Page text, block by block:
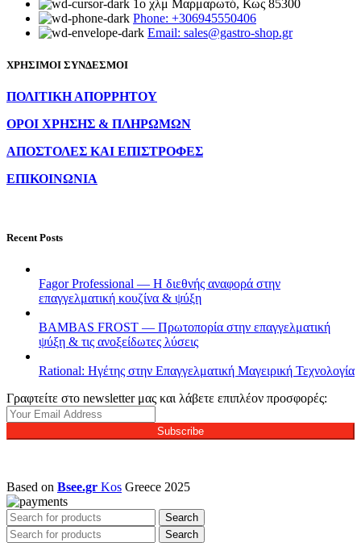
1ο χλμ Μαρμαρωτό, Κως 85300
Phone: +306945550406
Email: sales@gastro-shop.gr
ΧΡΗΣΙΜΟΙ ΣΥΝΔΕΣΜΟΙ
ΠΟΛΙΤΙΚΗ ΑΠΟΡΡΗΤΟΥ
ΟΡΟΙ ΧΡΗΣΗΣ & ΠΛΗΡΩΜΩΝ
ΑΠΟΣΤΟΛΕΣ ΚΑΙ ΕΠΙΣΤΡΟΦΕΣ
ΕΠΙΚΟΙΝΩΝΙΑ
Recent Posts
Fagor Professional — Η διεθνής αναφορά στην
επαγγελματική κουζίνα & ψύξη
BAMBAS FROST — Πρωτοπορία στην επαγγελματική
ψύξη & τις ανοξείδωτες λύσεις
Rational: Ηγέτης στην Επαγγελματική Μαγειρική Τεχνολογία
Γραφτείτε στο newsletter μας και λάβετε επιπλέον προσφορές:
Subscribe
Based on Bsee.gr Kos Greece 2025
Search
Search